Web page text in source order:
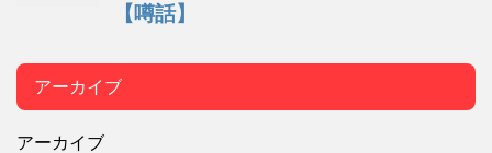
アーカイブ
アーカイブ